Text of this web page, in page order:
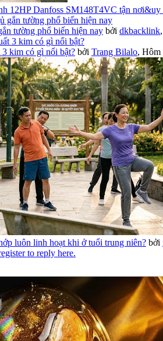
12HP Danfoss SM148T4VC tận
tường phổ biến hiện nay bởi dkbacklink,
kim có gì nổi bật? bởi Trang Bilalo, Hôm
luôn linh hoạt khi ở tuổi trung niên? bởi
to reply here.